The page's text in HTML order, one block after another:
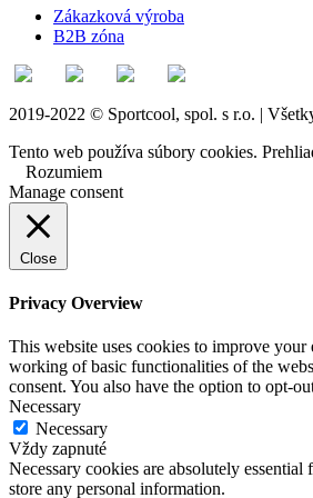
Zákazková výroba
B2B zóna
2019-2022 © Sportcool, spol. s r.o. |
Tento web používa súbory cookies.
Rozumiem
Manage consent
Close
Privacy Overview
This website uses cookies to improve your
working of basic functionalities of the
consent. You also have the option to opt-
Necessary
Necessary
Vždy zapnuté
Necessary cookies are absolutely
store any personal information.